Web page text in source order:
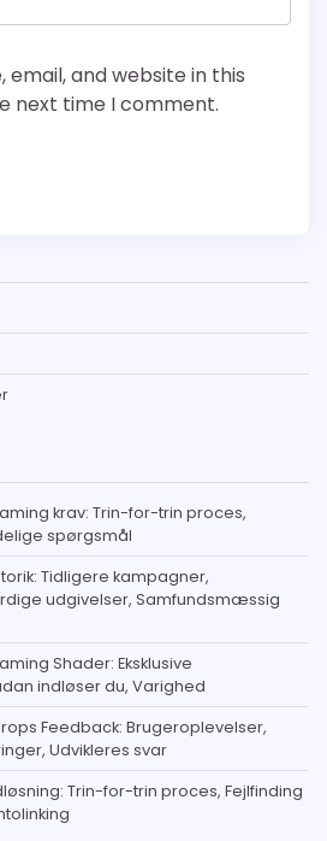
email, and website in this
next time I comment.
krav: Trin-for-trin proces,
spørgsmål
Tidligere kampagner,
udgivelser, Samfundsmæssig
Shader: Eksklusive
indløser du, Varighed
Feedback: Brugeroplevelser,
Udvikleres svar
Trin-for-trin proces, Fejlfinding